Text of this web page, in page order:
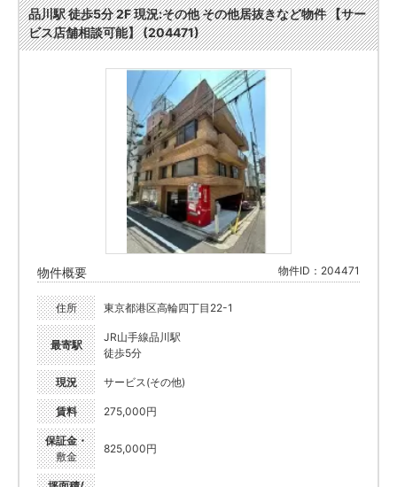
品川駅 徒歩5分 2F 現況:その他 その他居抜きなど物件 【サー
ビス店舗相談可能】 (204471)
物件概要 物件ID：204471
住所 東京都港区高輪四丁目22-1
最寄駅
JR山手線品川駅
徒歩5分
現況 サービス(その他)
賃料 275,000円
保証金・
敷金
825,000円